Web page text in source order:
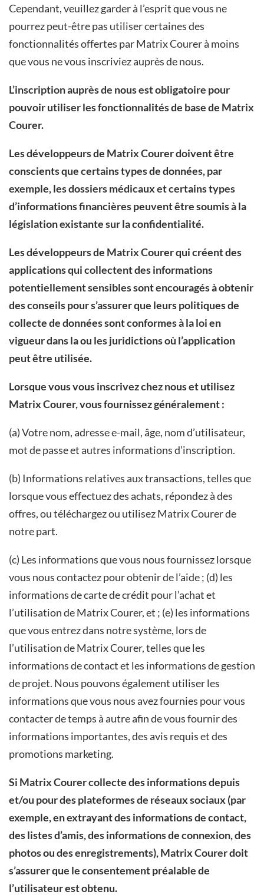
Cependant, veuillez garder à l’esprit que vous ne
pourrez peut-être pas utiliser certaines des
fonctionnalités offertes par Matrix Courer à moins
que vous ne vous inscriviez auprès de nous.
L’inscription auprès de nous est obligatoire pour
pouvoir utiliser les fonctionnalités de base de Matrix
Courer.
Les développeurs de Matrix Courer doivent être
conscients que certains types de données, par
exemple, les dossiers médicaux et certains types
d’informations financières peuvent être soumis à la
législation existante sur la confidentialité.
Les développeurs de Matrix Courer qui créent des
applications qui collectent des informations
potentiellement sensibles sont encouragés à obtenir
des conseils pour s’assurer que leurs politiques de
collecte de données sont conformes à la loi en
vigueur dans la ou les juridictions où l’application
peut être utilisée.
Lorsque vous vous inscrivez chez nous et utilisez
Matrix Courer, vous fournissez généralement :
(a) Votre nom, adresse e-mail, âge, nom d’utilisateur,
mot de passe et autres informations d’inscription.
(b) Informations relatives aux transactions, telles que
lorsque vous effectuez des achats, répondez à des
offres, ou téléchargez ou utilisez Matrix Courer de
notre part.
(c) Les informations que vous nous fournissez lorsque
vous nous contactez pour obtenir de l’aide ; (d) les
informations de carte de crédit pour l’achat et
l’utilisation de Matrix Courer, et ; (e) les informations
que vous entrez dans notre système, lors de
l’utilisation de Matrix Courer, telles que les
informations de contact et les informations de gestion
de projet. Nous pouvons également utiliser les
informations que vous nous avez fournies pour vous
contacter de temps à autre afin de vous fournir des
informations importantes, des avis requis et des
promotions marketing.
Si Matrix Courer collecte des informations depuis
et/ou pour des plateformes de réseaux sociaux (par
exemple, en extrayant des informations de contact,
des listes d’amis, des informations de connexion, des
photos ou des enregistrements), Matrix Courer doit
s’assurer que le consentement préalable de
l’utilisateur est obtenu.